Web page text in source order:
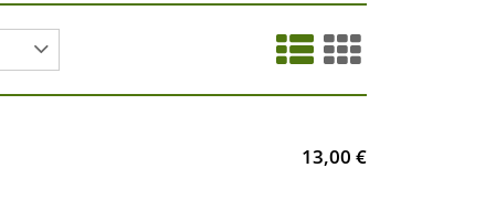
13,00 €